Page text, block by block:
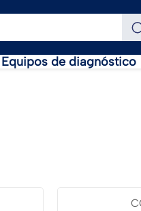
Equipos de diagnóstico